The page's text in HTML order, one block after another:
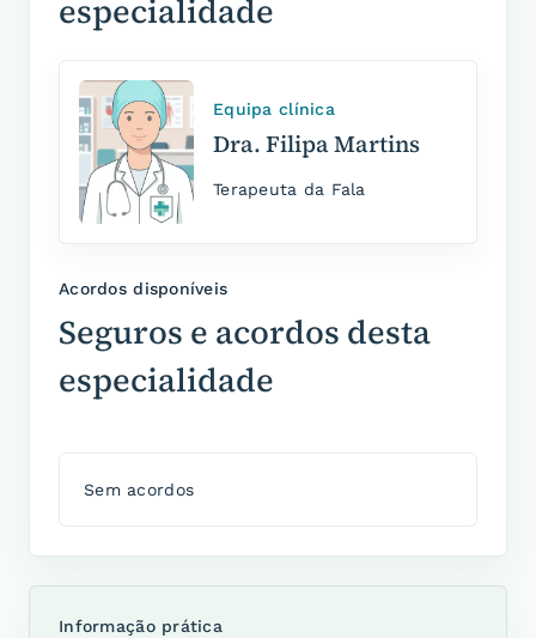
especialidade
Equipa clínica
Dra. Filipa Martins
Terapeuta da Fala
Acordos disponíveis
Seguros e acordos desta
especialidade
Sem acordos
Informação prática